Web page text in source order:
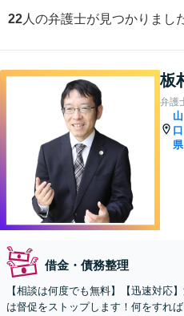
22 人の弁護士が見つかりまし
板
弁護
山
口
県
借金・債務整理
【相談は何度でも無料】【迅速対応
は督促をストップします！何をすれ